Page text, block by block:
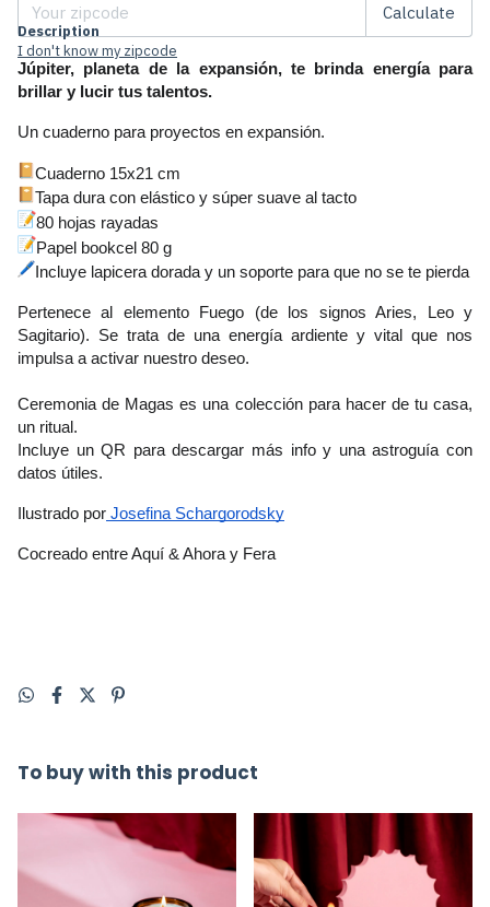
Calculate
I don't know my zipcode
Description
Júpiter, planeta de la expansión, te brinda energía para
brillar y lucir tus talentos.
Un cuaderno para proyectos en expansión.
Cuaderno 15x21 cm
Tapa dura con elástico y súper suave al tacto
80 hojas rayadas
Papel bookcel 80 g
Incluye lapicera dorada y un soporte para que no se te pierda
Pertenece al
elemento Fuego (de los signos Aries, Leo y
Sagitario). Se trata de una energía ardiente y vital que nos
impulsa a activar nuestro deseo.
Ceremonia de Magas es una colección para hacer de tu casa,
un ritual.
Incluye un QR para descargar más info y una astroguía con
datos útiles.
Ilustrado por Josefina Schargorodsky
Cocreado entre Aquí & Ahora y Fera
To buy with this product